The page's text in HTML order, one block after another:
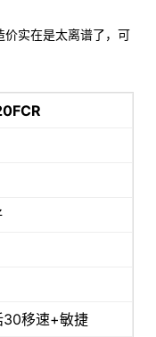
价实在是太离谱了，可
30移速+敏捷